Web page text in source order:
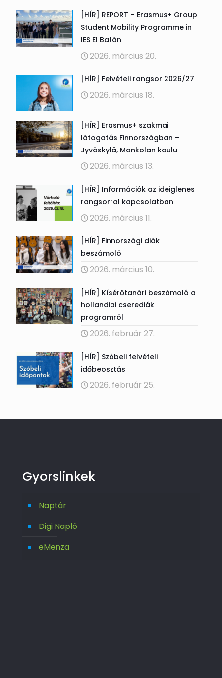
[HÍR] REPORT – Erasmus+ Group
Student Mobility Programme in
IES El Batán
2026. március 20.
[HÍR] Felvételi rangsor 2026/27
2026. március 18.
[HÍR] Erasmus+ szakmai
látogatás Finnországban –
Jyväskylä, Mankolan koulu
2026. március 13.
[HÍR] Információk az ideiglenes
rangsorral kapcsolatban
2026. március 11.
[HÍR] Finnországi diák
beszámoló
2026. március 10.
[HÍR] Kísérőtanári beszámoló a
hollandiai cserediák
programról
2026. február 27.
[HÍR] Szóbeli felvételi
időbeosztás
2026. február 25.
Gyorslinkek
Naptár
Digi Napló
eMenza